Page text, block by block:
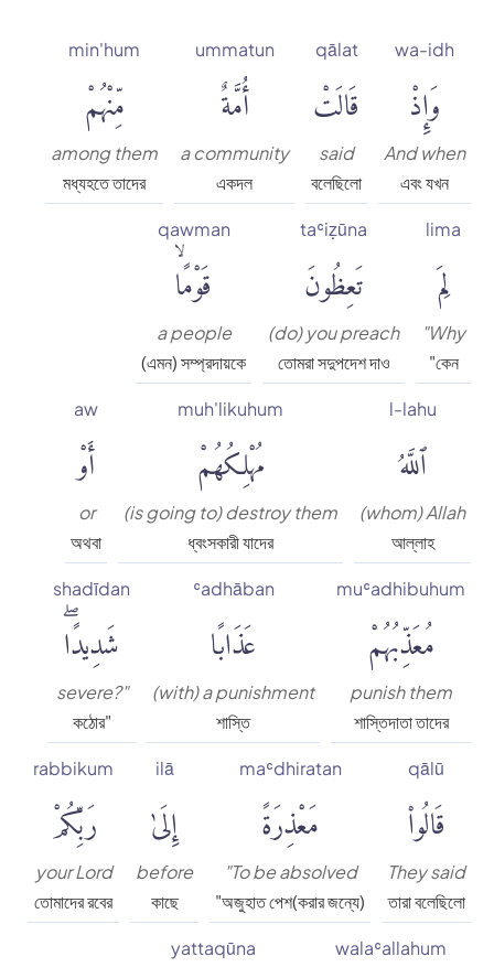
wa-idh
وَإِذْ
And when
এবং যখন
qālat
قَالَتْ
said
বলেছিলো
ummatun
أُمَّةٌ
a community
একদল
min'hum
مِّنْهُمْ
among them
মধ্যহতে তাদের
lima
لِمَ
"Why
"কেন
taʿiẓūna
تَعِظُونَ
(do) you preach
তোমরা সদুপদেশ দাও
qawman
قَوْمًاۙ
a people
(এমন) সম্প্রদায়কে
l-lahu
ٱللَّهُ
(whom) Allah
আল্লাহ
muh'likuhum
مُهْلِكُهُمْ
(is going to) destroy them
ধ্বংসকারী যাদের
aw
أَوْ
or
অথবা
muʿadhibuhum
مُعَذِّبُهُمْ
punish them
শাস্তিদাতা তাদের
ʿadhāban
عَذَابًا
(with) a punishment
শাস্তি
shadīdan
شَدِيدًاۖ
severe?"
কঠোর"
qālū
قَالُوا۟
They said
তারা বলেছিলো
maʿdhiratan
مَعْذِرَةً
"To be absolved
"অজুহাত পেশ(করার জন্যে)
ilā
إِلَىٰ
before
কাছে
rabbikum
رَبِّكُمْ
your Lord
তোমাদের রবের
walaʿallahum
yattaqūna